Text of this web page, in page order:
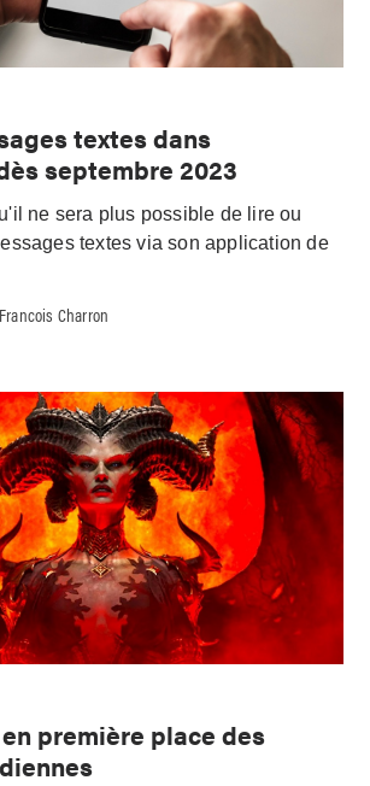
textes dans
septembre 2023
ne sera plus possible de lire ou
textes via son application de
Francois Charron
première place des